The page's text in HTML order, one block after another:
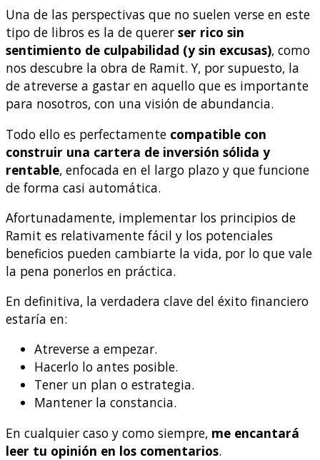
Una de las perspectivas que no suelen verse en este
tipo de libros es la de querer ser rico sin
sentimiento de culpabilidad (y sin excusas), como
nos descubre la obra de Ramit. Y, por supuesto, la
de atreverse a gastar en aquello que es importante
para nosotros, con una visión de abundancia.
Todo ello es perfectamente compatible con
construir una cartera de inversión sólida y
rentable, enfocada en el largo plazo y que funcione
de forma casi automática.
Afortunadamente, implementar los principios de
Ramit es relativamente fácil y los potenciales
beneficios pueden cambiarte la vida, por lo que vale
la pena ponerlos en práctica.
En definitiva, la verdadera clave del éxito financiero
estaría en:
Atreverse a empezar.
Hacerlo lo antes posible.
Tener un plan o estrategia.
Mantener la constancia.
En cualquier caso y como siempre, me encantará
leer tu opinión en los comentarios.